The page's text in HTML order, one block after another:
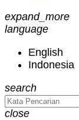
expand_more
language
English
Indonesia
search
close